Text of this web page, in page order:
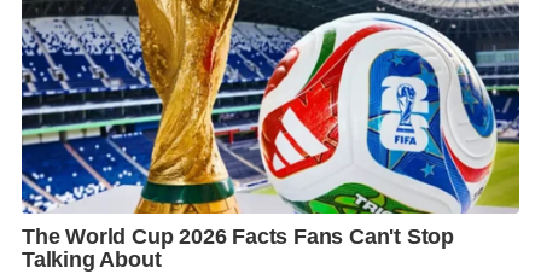
สำหรับทุกวัย โดยเฉพาะน้อง ๆ หนู ๆ
Ma Liang’s Enchanted Canvas ห้องวาดฝัน โซน AR
Interactive ที่เปิดโอกาสให้ผู้เข้าชมได้ปลดปล่อย
จินตนาการด้วยการสร้างสรรค์ผลงานการออกแบบและ
ระบายสี โดยทุกเส้นสายจะกลายเป็นสิ่งมีชีวิตใต้ท้องทะเล
ที่เต็มไปด้วยสีสันและพลังแห่งจินตนาการ มอบ
ประสบการณ์การสำรวจโลกใต้ทะเลที่น่าประทับใจ